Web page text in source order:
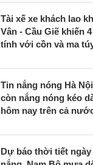
Tài xế xe khách lao
Vân - Cầu Giẽ khiến
tính với cồn và ma
Tin nắng nóng Hà
còn nắng nóng kéo
hôm nay trên cả
Dự báo thời tiết ngày